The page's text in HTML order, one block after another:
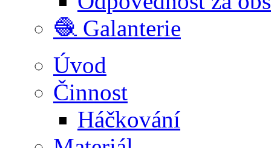
🧶 Galanterie
Úvod
Činnost
Háčkování